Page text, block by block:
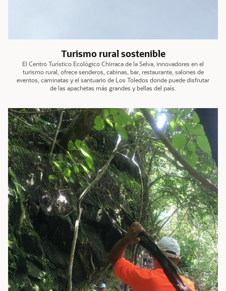
Turismo rural sostenible
El Centro Turístico Ecológico Chirraca de la Selva, innovadores en el
turismo rural, ofrece senderos, cabinas, bar, restaurante, salones de
eventos, caminatas y el santuario de Los Toledos donde puede disfrutar
de las apachetas más grandes y bellas del país.